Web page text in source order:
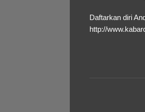
Daftarkan diri
http://